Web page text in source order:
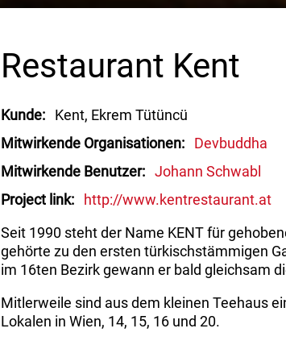
Restaurant Kent
Kunde
Kent, Ekrem Tütüncü
Mitwirkende Organisationen
Devbuddha
Mitwirkende Benutzer
Johann Schwabl
Project link
http://www.kentrestaurant.at
Seit 1990 steht der Name KENT für
gehörte zu den ersten türkischstämmigen
im 16ten Bezirk gewann er bald gleichsam
Mitlerweile sind aus dem kleinen Teehaus
Lokalen in Wien, 14, 15, 16 und 20.